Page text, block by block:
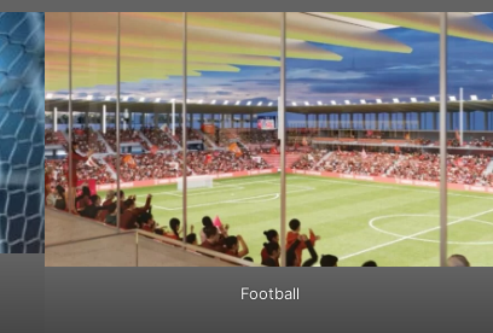
Football